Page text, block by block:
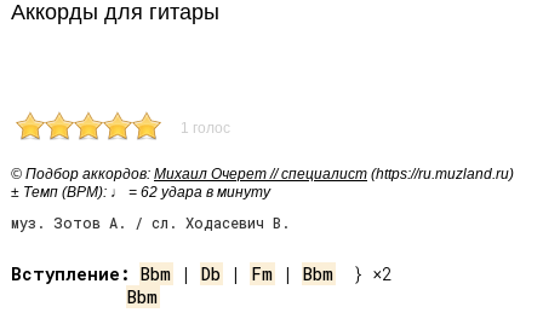
Аккорды для гитары
1 голос
© Подбор аккордов: Михаил Очерет // специалист (https://ru.muzland.ru)
± Темп (BPM): ♩ = 62 удара в минуту
муз. Зотов А. / сл. Ходасевич В.
Вступление: Bbm | Db | Fm | Bbm
Bbm